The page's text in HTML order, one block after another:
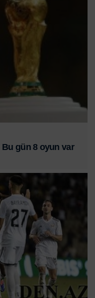
Bu gün 8 oyun var